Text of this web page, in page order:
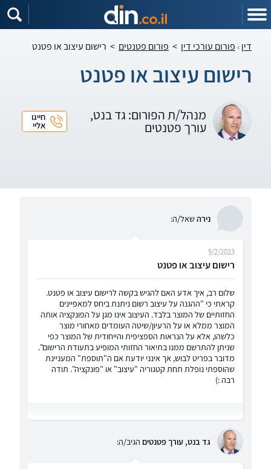
דין פורום עורכי דין > פורום פטנטים > רישום עיצוב או פטנט
רישום עיצוב או פטנט
מנהל/ת הפורום: גד בנט,
עורך פטנטים
חייגו
אליי
נירהשאל/ה:
רישום עיצוב או פטנט
9/2/2023
שלום רב, איך אדע האם להגיש בקשה לרישום עיצוב או פטנט.
קראתי כי "ההגנה על עיצוב רשום ניתנת ביחס למאפיינים
החזותיים של המוצר בלבד. העיצוב אינו מגן על הפונקציה אותה
המוצר ממלא או על הרעיון/שיטה העומדים מאחורי מוצר
כלשהו, אלא על הנראות הספציפית והייחודית של המוצר כפי
שניתן להתרשם ממנו בתיאור החזותי המופיע בתעודת הרישום".
מדובר בפריט לבוש, אך אינני יודעת אם ה"תוספת" המעניינת
שהוספתי נופלת תחת קטגוריה "עיצוב" או "פונקציה". תודה
רבה :)
גד בנט, עורך פטנטים הגיב/ה: